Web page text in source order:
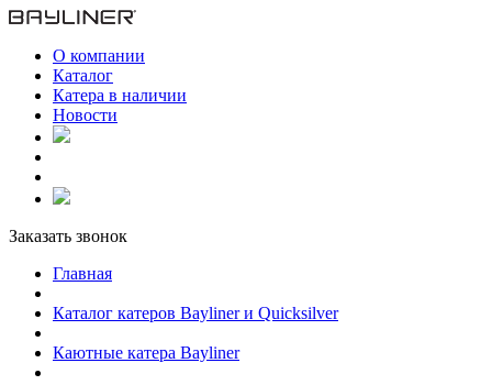
О компании
Каталог
Катера в наличии
Новости
Заказать звонок
Главная
Каталог катеров Bayliner и Quicksilver
Каютные катера Bayliner